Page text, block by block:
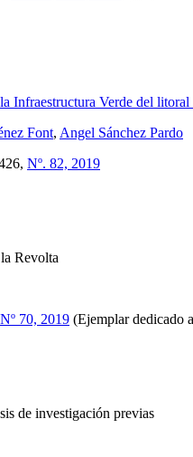
Infraestructura Verde del
Font, Angel Sánchez Pardo
Nº. 82, 2019
Revolta
Nº 70, 2019 (Ejemplar dedicado
de investigación previas